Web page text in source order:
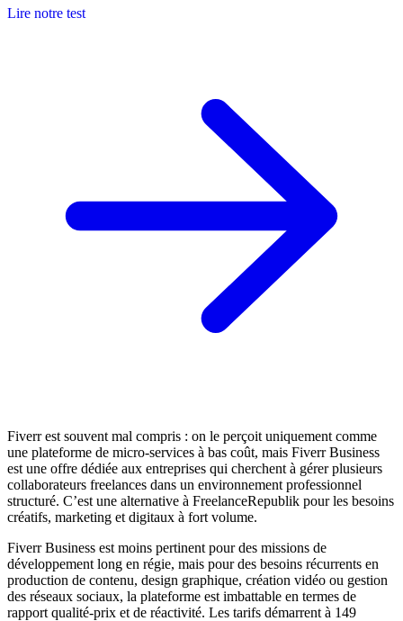
Lire notre test
Fiverr est souvent mal compris : on le perçoit uniquement comme
une plateforme de micro-services à bas coût, mais Fiverr Business
est une offre dédiée aux entreprises qui cherchent à gérer plusieurs
collaborateurs freelances dans un environnement professionnel
structuré. C’est une alternative à FreelanceRepublik pour les besoins
créatifs, marketing et digitaux à fort volume.
Fiverr Business est moins pertinent pour des missions de
développement long en régie, mais pour des besoins récurrents en
production de contenu, design graphique, création vidéo ou gestion
des réseaux sociaux, la plateforme est imbattable en termes de
rapport qualité-prix et de réactivité. Les tarifs démarrent à 149